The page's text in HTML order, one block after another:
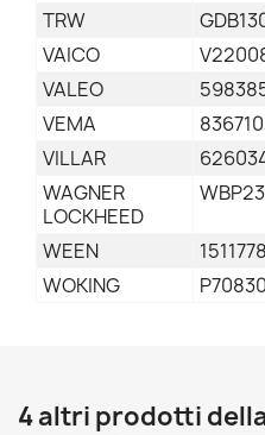
TRW
VAICO
VALEO
VEMA
836710
VILLAR
WAGNER
LOCKHEED
WEEN
1511778
WOKING
4 altri prodotti